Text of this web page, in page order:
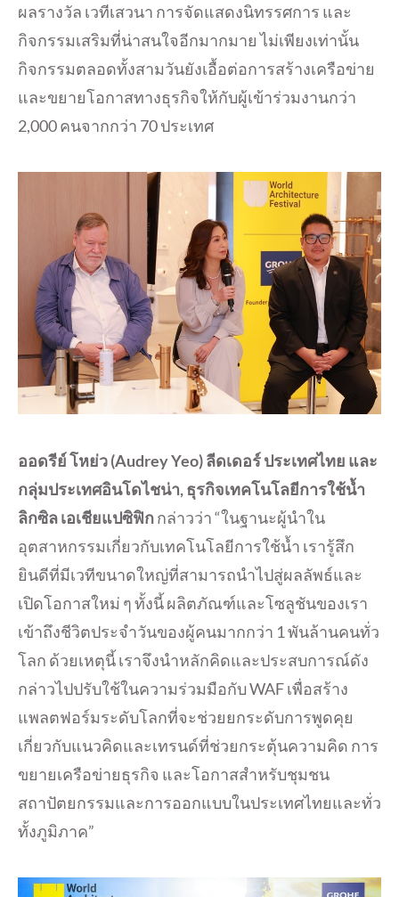
ผลรางวัล เวทีเสวนา การจัดแสดงนิทรรศการ และ
กิจกรรมเสริมที่น่าสนใจอีกมากมาย ไม่เพียงเท่านั้น
กิจกรรมตลอดทั้งสามวันยังเอื้อต่อการสร้างเครือข่าย
และขยายโอกาสทางธุรกิจให้กับผู้เข้าร่วมงานกว่า
2,000 คนจากกว่า 70 ประเทศ
ออดรีย์ โหย่ว (Audrey Yeo) ลีดเดอร์ ประเทศไทย และ
กลุ่มประเทศอินโดไชน่า, ธุรกิจเทคโนโลยีการใช้น้ำ
ลิกซิล เอเชียแปซิฟิกกล่าวว่า “ในฐานะผู้นำใน
อุตสาหกรรมเกี่ยวกับเทคโนโลยีการใช้น้ำ เรารู้สึก
ยินดีที่มีเวทีขนาดใหญ่ที่สามารถนำไปสู่ผลลัพธ์และ
เปิดโอกาสใหม่ ๆ ทั้งนี้ ผลิตภัณฑ์และโซลูชันของเรา
เข้าถึงชีวิตประจำวันของผู้คนมากกว่า 1 พันล้านคนทั่ว
โลก ด้วยเหตุนี้ เราจึงนำหลักคิดและประสบการณ์ดัง
กล่าวไปปรับใช้ในความร่วมมือกับ WAF เพื่อสร้าง
แพลตฟอร์มระดับโลกที่จะช่วยยกระดับการพูดคุย
เกี่ยวกับแนวคิดและเทรนด์ที่ช่วยกระตุ้นความคิด การ
ขยายเครือข่ายธุรกิจ และโอกาสสำหรับชุมชน
สถาปัตยกรรมและการออกแบบในประเทศไทยและทั่ว
ทั้งภูมิภาค”